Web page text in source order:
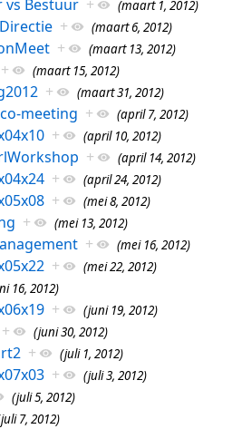
vs Bestuur + (maart 1, 2012)
+ (maart 6, 2012)
+ (maart 13, 2012)
+ (maart 15, 2012)
+ (maart 31, 2012)
meeting + (april 7, 2012)
+ (april 10, 2012)
+ (april 14, 2012)
+ (april 24, 2012)
+ (mei 8, 2012)
+ (mei 13, 2012)
+ (mei 16, 2012)
+ (mei 22, 2012)
16, 2012)
+ (juni 19, 2012)
+ (juni 30, 2012)
+ (juli 1, 2012)
+ (juli 3, 2012)
(juli 5, 2012)
7, 2012)